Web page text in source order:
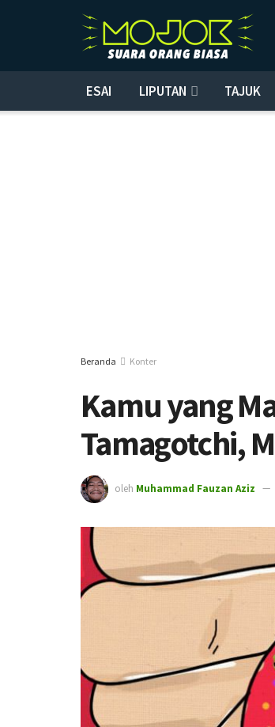
ESAI LIPUTAN TAJUK
Beranda Konter
Kamu yang
Tamagotchi,
oleh Muhammad Fauzan Aziz